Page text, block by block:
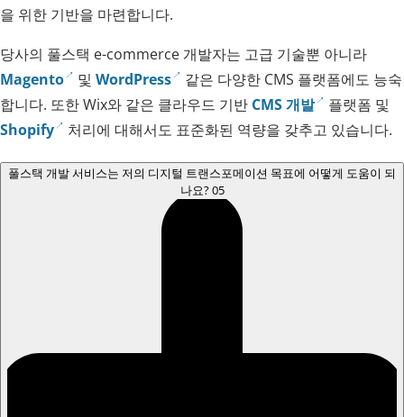
을 위한 기반을 마련합니다.
당사의 풀스택 e-commerce 개발자는 고급 기술뿐 아니라
Magento
및WordPress
같은 다양한 CMS 플랫폼에도 능숙
합니다. 또한 Wix와 같은 클라우드 기반 CMS 개발
플랫폼 및
Shopify
처리에 대해서도 표준화된 역량을 갖추고 있습니다.
풀스택 개발 서비스는 저의 디지털 트랜스포메이션 목표에 어떻게 도움이 되
나요?05